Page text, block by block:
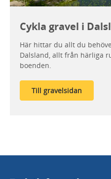
Cykla gravel i
Här hittar du allt du
Dalsland, allt från härliga
boenden.
Till gravelsidan